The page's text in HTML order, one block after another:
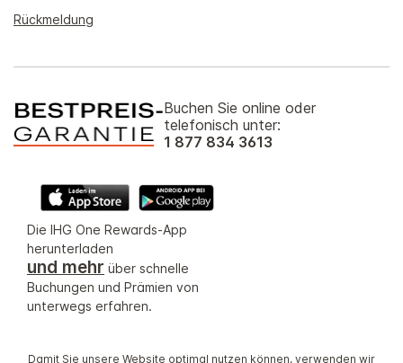
Rückmeldung
Buchen Sie online oder
telefonisch unter:
1 877 834 3613
Die IHG One Rewards-App
herunterladen
und mehr über schnelle
Buchungen und Prämien von
unterwegs erfahren.
Damit Sie unsere Website optimal nutzen können, verwenden wir